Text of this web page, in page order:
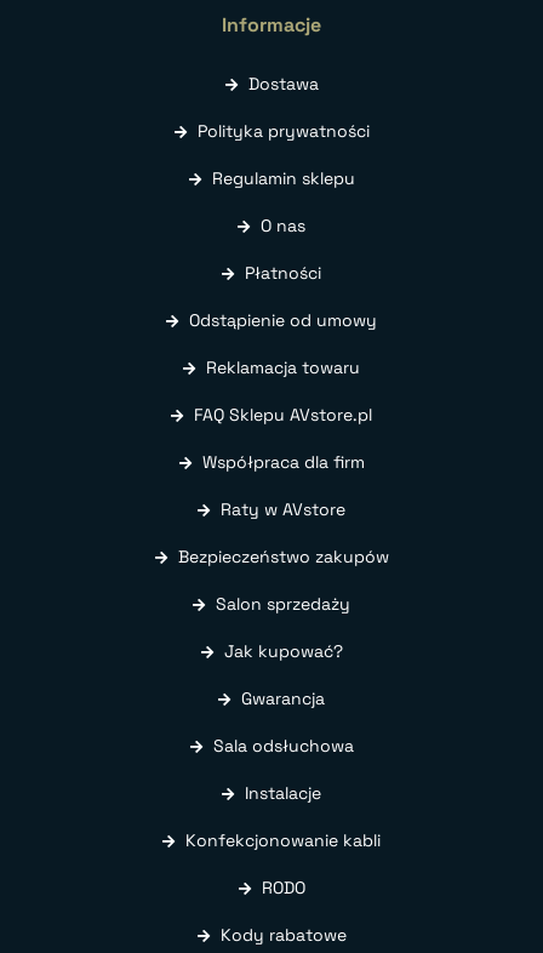
Informacje
Dostawa
Polityka prywatności
Regulamin sklepu
O nas
Płatności
Odstąpienie od umowy
Reklamacja towaru
FAQ Sklepu AVstore.pl
Współpraca dla firm
Raty w AVstore
Bezpieczeństwo zakupów
Salon sprzedaży
Jak kupować?
Gwarancja
Sala odsłuchowa
Instalacje
Konfekcjonowanie kabli
RODO
Kody rabatowe